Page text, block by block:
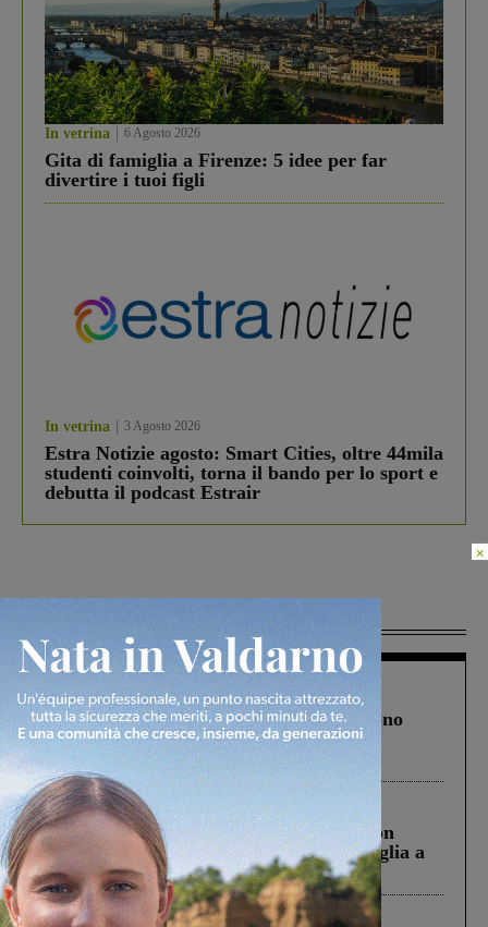
In vetrina 6 Agosto 2026
Gita di famiglia a Firenze: 5 idee per far
divertire i tuoi figli
In vetrina 3 Agosto 2026
Estra Notizie agosto: Smart Cities, oltre 44mila
studenti coinvolti, torna il bando per lo sport e
debutta il podcast Estrair
Cronaca 4 Agosto 2026
Un anno fa la strage in A1 in cui morirono
Gianni, Giulia e Franco. Lo schianto, il
processo, lo stop ai sorpassi fra tir....
Cronaca 3 Agosto 2026
Scomparso da una struttura di Castiglion
Fiorentino l’uomo che aveva ucciso la figlia a
Levane nel 2020
Cronaca 5 Agosto 2026
×